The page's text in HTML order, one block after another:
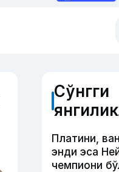
Сўнгги
Платини,
энди эса
чемпиони